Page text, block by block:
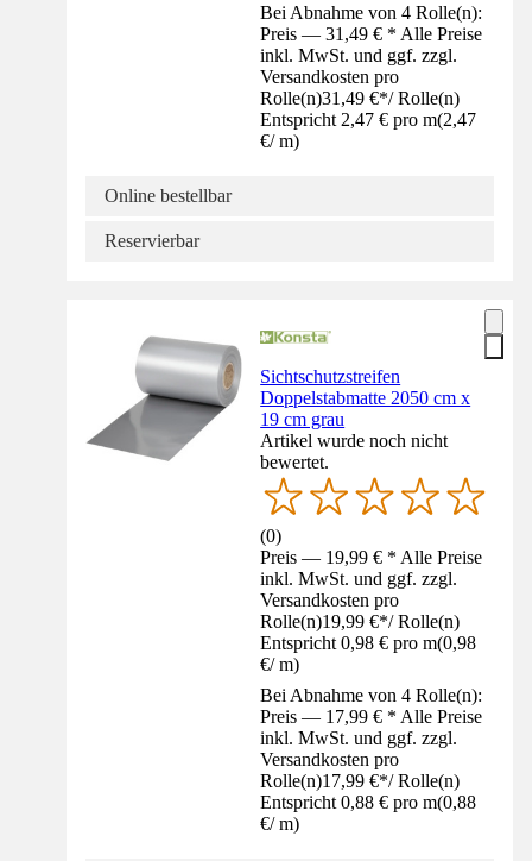
Bei Abnahme von 4 Rolle(n):
Preis — 31,49 € * Alle Preise
inkl. MwSt. und ggf. zzgl.
Versandkosten pro
Rolle(n)31,49 €*/ Rolle(n)
Entspricht 2,47 € pro m(2,47
€/ m)
Online bestellbar
Reservierbar
Sichtschutzstreifen
Doppelstabmatte 2050 cm x
19 cm grau
Artikel wurde noch nicht
bewertet.
(0)
Preis — 19,99 € * Alle Preise
inkl. MwSt. und ggf. zzgl.
Versandkosten pro
Rolle(n)19,99 €*/ Rolle(n)
Entspricht 0,98 € pro m(0,98
€/ m)
Bei Abnahme von 4 Rolle(n):
Preis — 17,99 € * Alle Preise
inkl. MwSt. und ggf. zzgl.
Versandkosten pro
Rolle(n)17,99 €*/ Rolle(n)
Entspricht 0,88 € pro m(0,88
€/ m)